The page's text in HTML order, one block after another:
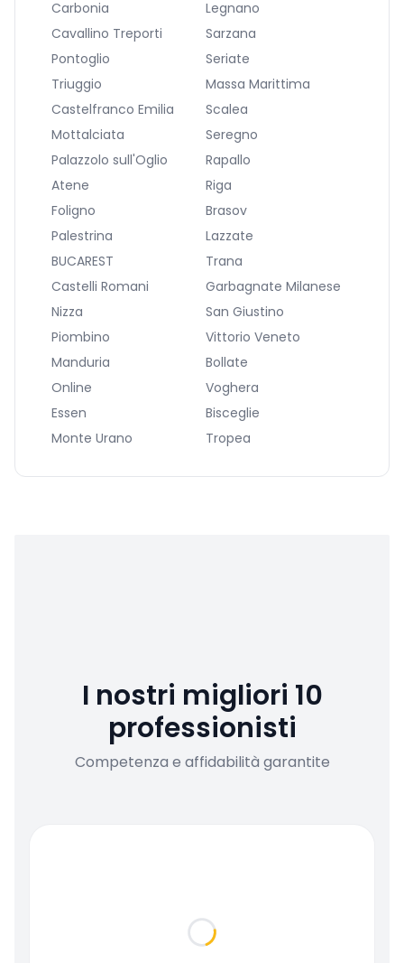
Carbonia
Legnano
Cavallino Treporti
Sarzana
Pontoglio
Seriate
Triuggio
Massa Marittima
Castelfranco Emilia
Scalea
Mottalciata
Seregno
Palazzolo sull'Oglio
Rapallo
Atene
Riga
Foligno
Brasov
Palestrina
Lazzate
BUCAREST
Trana
Castelli Romani
Garbagnate Milanese
Nizza
San Giustino
Piombino
Vittorio Veneto
Manduria
Bollate
Online
Voghera
Essen
Bisceglie
Monte Urano
Tropea
I nostri migliori 10
professionisti
Competenza e affidabilità garantite
Loading...